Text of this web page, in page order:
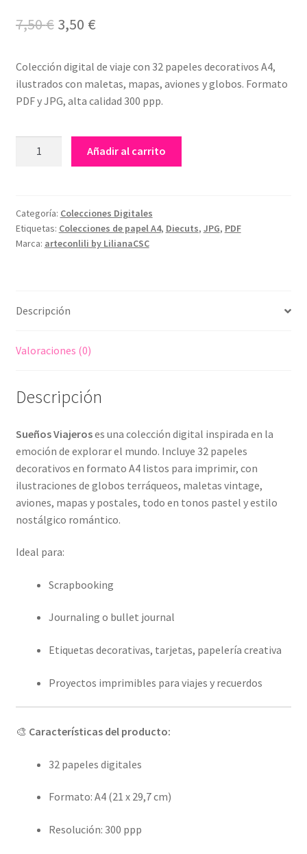
7,50€ El
original
era:
3,50 €El
actual
es:
Colección digital de viaje con 32 papeles decorativos A4,
ilustrados con maletas, mapas, aviones y globos. Formato
PDF y JPG, alta calidad 300 ppp.
–
32
Papeles
Añadir al carrito
Categoría: Colecciones Digitales
Etiquetas: Colecciones de papel A4, Diecuts, JPG, PDF
Marca: arteconlili by LilianaCSC
Descripción
Valoraciones (0)
Descripción
Sueños Viajeroses una colección digital inspirada en la
emoción de explorar el mundo. Incluye 32 papeles
decorativos en formato A4 listos para imprimir, con
ilustraciones de globos terráqueos, maletas vintage,
aviones, mapas y postales, todo en tonos pastel y estilo
nostálgico romántico.
Ideal para:
Scrapbooking
Journaling o bullet journal
Etiquetas decorativas, tarjetas, papelería creativa
Proyectos imprimibles para viajes y recuerdos
🎨 Características del producto:
32 papeles digitales
Formato: A4 (21 x 29,7 cm)
Resolución: 300 ppp